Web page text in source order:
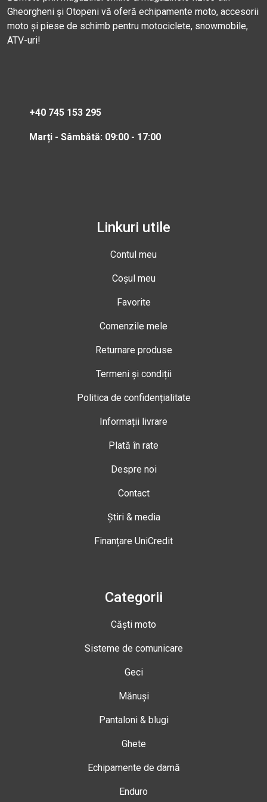
Gheorgheni și Otopeni vă oferă echipamente moto, accesorii
moto și piese de schimb pentru motociclete, snowmobile,
ATV-uri!
+40 745 153 295
Marți - Sâmbătă: 09:00 - 17:00
Linkuri utile
Contul meu
Coșul meu
Favorite
Comenzile mele
Returnare produse
Termeni și condiții
Politica de confidențialitate
Informații livrare
Plată în rate
Despre noi
Contact
Știri & media
Finanțare UniCredit
Categorii
Căști moto
Sisteme de comunicare
Geci
Mănuși
Pantaloni & blugi
Ghete
Echipamente de damă
Enduro